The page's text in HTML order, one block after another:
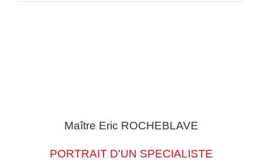
Maître Eric ROCHEBLAVE
PORTRAIT D'UN SPECIALISTE